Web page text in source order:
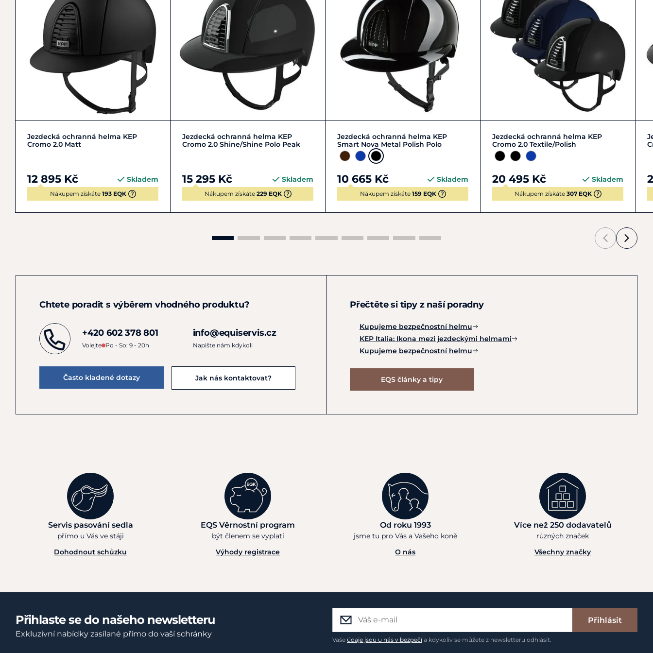
51 52 53 54 + 8
Jezdecká ochranná helma KEP
Cromo 2.0 Matt
12 895 Kč Skladem
Nákupem získáte 193 EQK
51 52 53 54 + 4
Jezdecká ochranná helma KEP
Cromo 2.0 Shine/Shine Polo Peak
15 295 Kč Skladem
Nákupem získáte 229 EQK
51 52 53 54 + 4
Jezdecká ochranná helma KEP
Smart Nova Metal Polish Polo
10 665 Kč Skladem
Nákupem získáte 159 EQK
51 52 53 54 + 8
Jezdecká ochranná helma KEP
Cromo 2.0 Textile/Polish
20 495 Kč Skladem
Nákupem získáte 307 EQK
Chtete poradit s výběrem vhodného produktu?
+420 602 378 801
Volejte Po - So: 9 - 20h
info@equiservis.cz
Napište nám kdykoli
Často kladené dotazy Jak nás kontaktovat?
Přečtěte si tipy z naší poradny
Kupujeme bezpečnostní helmu
KEP Italia: Ikona mezi jezdeckými helmami
Kupujeme bezpečnostní helmu
EQS články a tipy
Servis pasování sedla
přímo u Vás ve stáji
Dohodnout schůzku
EQS Věrnostní program
být členem se vyplatí
Výhody registrace
Od roku 1993
jsme tu pro Vás a Vašeho koně
O nás
Více než 250 dodavatelů
různých značek
Všechny značky
Přihlaste se do našeho newsletteru
Exkluzivní nabídky zasílané přímo do vaší schránky
Přihlásit
Vaše údaje jsou u nás v bezpečía kdykoliv se můžete z newsletteru odhlásit.